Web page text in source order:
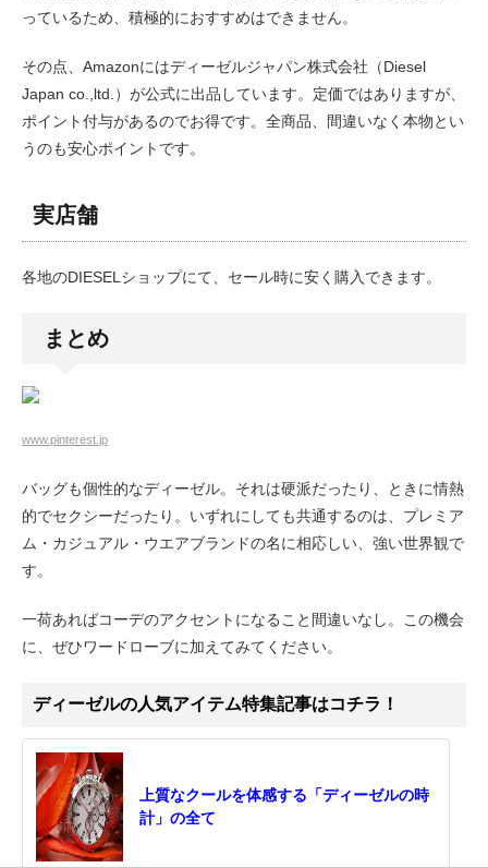
っているため、積極的におすすめはできません。
その点、Amazonにはディーゼルジャパン株式会社（Diesel
Japan co.,ltd.）が公式に出品しています。定価ではありますが、
ポイント付与があるのでお得です。全商品、間違いなく本物とい
うのも安心ポイントです。
実店舗
各地のDIESELショップにて、セール時に安く購入できます。
まとめ
www.pinterest.jp
バッグも個性的なディーゼル。それは硬派だったり、ときに情熱
的でセクシーだったり。いずれにしても共通するのは、プレミア
ム・カジュアル・ウエアブランドの名に相応しい、強い世界観で
す。
一荷あればコーデのアクセントになること間違いなし。この機会
に、ぜひワードローブに加えてみてください。
ディーゼルの人気アイテム特集記事はコチラ！
上質なクールを体感する「ディーゼルの時
計」の全て